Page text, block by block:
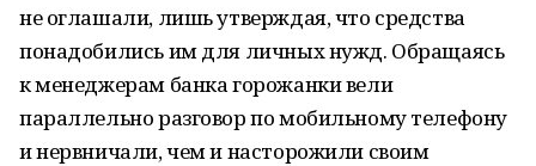
не оглашали, лишь утверждая, что средства
понадобились им для личных нужд. Обращаясь
к менеджерам банка горожанки вели
параллельно разговор по мобильному телефону
и нервничали, чем и насторожили своим